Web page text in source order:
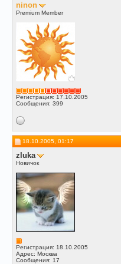
ninon
Premium Member
Регистрация: 17.10.2005
Сообщения: 399
18.10.2005, 01:17
zluka
Новичок
Регистрация: 18.10.2005
Адрес: Москва
Сообщения: 17